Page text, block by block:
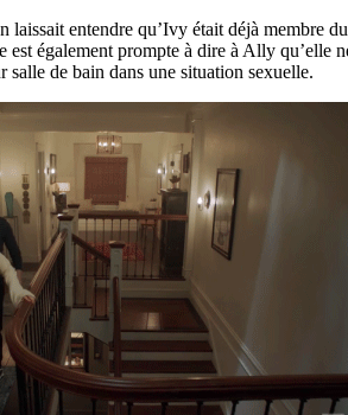
laissait entendre qu’Ivy était déjà membre
est également prompte à dire à Ally qu’elle
de bain dans une situation sexuelle.